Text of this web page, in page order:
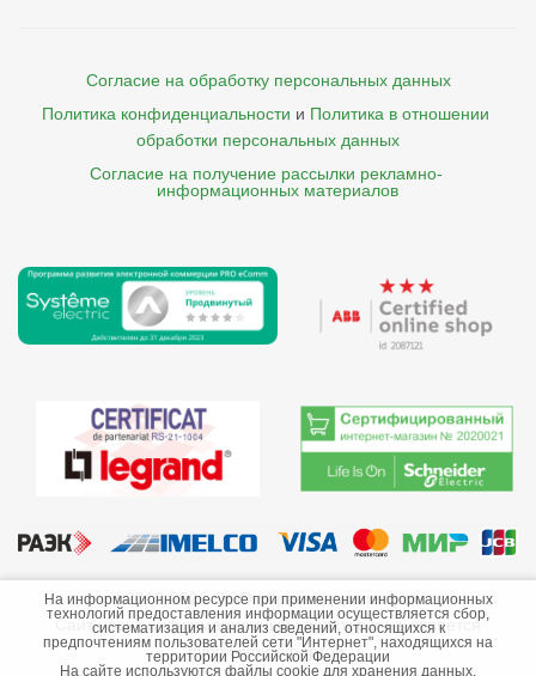
Согласие на обработку персональных данных
Политика конфиденциальности и Политика в отношении
обработки персональных данных
Согласие на получение рассылки рекламно-
    информационных материалов
©2013-2026 ООО «Краснодарэлектро»
Сайт носит информационный характер и не является
публичной офертой.
На информационном ресурсе при применении информационных
технологий предоставления информации осуществляется сбор,
систематизация и анализ сведений, относящихся к
предпочтениям пользователей сети "Интернет", находящихся на
территории Российской Федерации
На сайте используются файлы cookie для хранения данных.